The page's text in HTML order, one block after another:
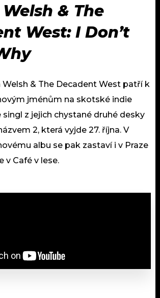
& The
West: I Don’t
Welsh & The Decadent West patří k
jménům na skotské indie
singl z jejich chystané druhé desky
2, která vyjde 27. října. V
albu se pak zastaví i v Praze
v Café v lese.